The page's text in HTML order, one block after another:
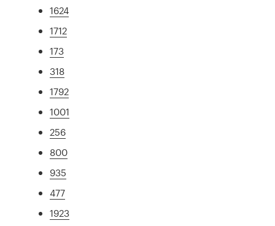
1624
1712
173
318
1792
1001
256
800
935
477
1923